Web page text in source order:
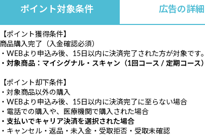
ポイント対象条件 広告の詳細
【ポイント獲得条件】
商品購入完了（入金確認必須）
・WEBより申込み後、15日以内に決済完了された方が対象です。
・対象商品：マイシグナル・スキャン（1回コース / 定期コース）
【ポイント却下条件】
・対象商品以外の購入
・WEBより申込み後、15日以内に決済完了に至らない場合
・電話での購入や、医療機関で購入された場合
・支払いでキャリア決済を選択された場合
・キャンセル・返品・未入金・受取拒否・受取未確認